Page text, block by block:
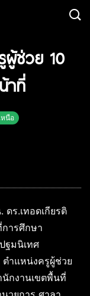
ผู้ช่วย 10
าที่
หนือ
ร.เทอดเกียรติ
ารศึกษา
ฐมนิเทศ
ำแหน่งครูผู้ช่วย
กงานเขตพื้นที่